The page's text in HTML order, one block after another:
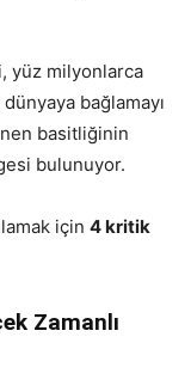
yüz milyonlarca
bağlamayı
basitliğinin
bulunuyor.
için 4 kritik
Zamanlı